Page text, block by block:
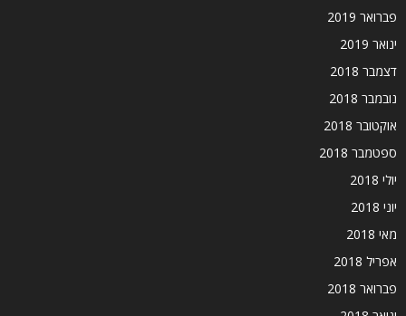
פברואר 2019
ינואר 2019
דצמבר 2018
נובמבר 2018
אוקטובר 2018
ספטמבר 2018
יולי 2018
יוני 2018
מאי 2018
אפריל 2018
פברואר 2018